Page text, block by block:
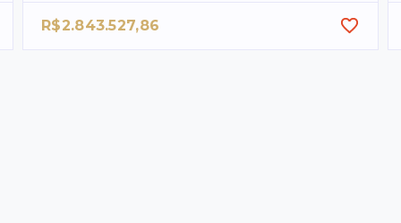
R$2.843.527,86